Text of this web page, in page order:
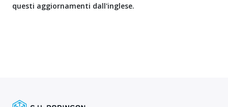
questi aggiornamenti dall'inglese.